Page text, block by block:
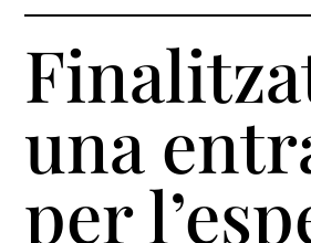
una
per